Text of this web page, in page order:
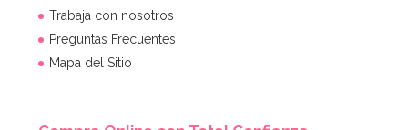
AÑADIR
Trabaja con nosotros
Preguntas Frecuentes
Mapa del Sitio